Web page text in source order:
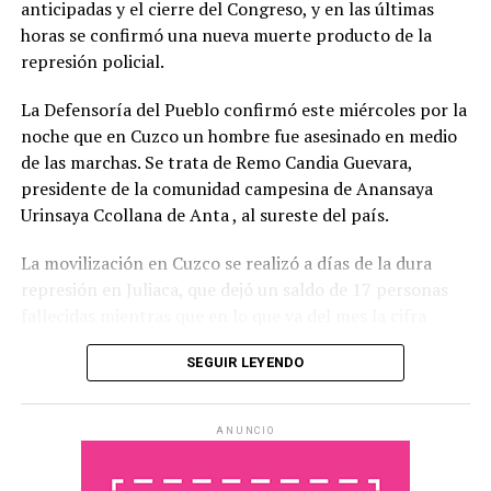
“no extorsionar al gobierno y, por lo tanto, a la sociedad
con solo tratar los temas que a ellos les interesa ”.
Además de los proyectos de solicitud de juicio político a
los integrantes de la Corte Suprema de Justicia y para
ampliar su número de integrantes, el gobierno buscará
que lleguen al recinto los proyectos de modificación de
la Ley de Tránsito y Seguridad Vial sobre Alcoholemia
Cero para la conducción de vehículo; y el de de
Innovación 2030, entre otros.
anticipadas y el cierre del Congreso, y en las últimas
horas se confirmó una nueva muerte producto de la
represión policial.
La Defensoría del Pueblo confirmó este miércoles por la
noche que en Cuzco un hombre fue asesinado en medio
de las marchas. Se trata de Remo Candia Guevara,
presidente de la comunidad campesina de Anansaya
Urinsaya Ccollana de Anta , al sureste del país.
La movilización en Cuzco se realizó a días de la dura
represión en Juliaca, que dejó un saldo de 17 personas
superó las 40 muertes. Además de Cuzco y Juliaca, las
movilizaciones también tienen lugar en Puno y
El periodista peruanoJaime Herreracomentó en
SEGUIR LEYENDO
ANUNCIO